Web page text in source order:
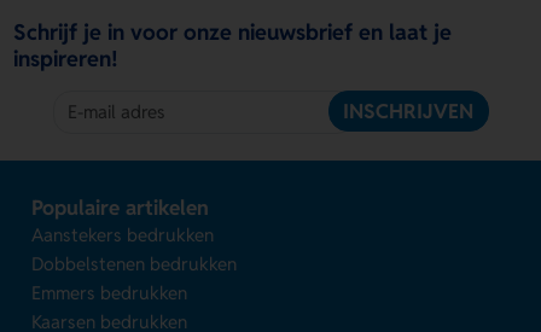
Schrijf je in voor onze nieuwsbrief en laat je
inspireren!
INSCHRIJVEN
Populaire artikelen
Aanstekers bedrukken
Dobbelstenen bedrukken
Emmers bedrukken
Kaarsen bedrukken